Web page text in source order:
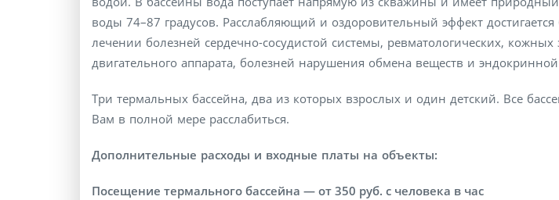
воды 74–87 градусов. Расслабляющий и оздоровительный эффект
лечении болезней сердечно-сосудистой системы, ревматологических,
двигательного аппарата, болезней нарушения обмена веществ и
Три термальных бассейна, два из которых взрослых и один детский. Все
Вам в полной мере расслабиться.
Дополнительные расходы и входные платы на объекты:
Посещение термального бассейна — от 350 руб. с человека в час